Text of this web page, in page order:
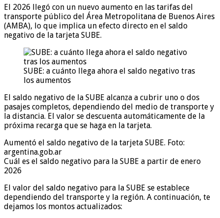
El 2026 llegó con un nuevo aumento en las tarifas del
transporte público del Área Metropolitana de Buenos Aires
(AMBA), lo que implica un efecto directo en el saldo
negativo de la tarjeta SUBE.
SUBE: a cuánto llega ahora el saldo negativo tras
los aumentos
El saldo negativo de la SUBE alcanza a cubrir uno o dos
pasajes completos, dependiendo del medio de transporte y
la distancia. El valor se descuenta automáticamente de la
próxima recarga que se haga en la tarjeta.
Aumentó el saldo negativo de la tarjeta SUBE. Foto:
argentina.gob.ar
Cuál es el saldo negativo para la SUBE a partir de enero
2026
El valor del saldo negativo para la SUBE se establece
dependiendo del transporte y la región. A continuación, te
dejamos los montos actualizados: